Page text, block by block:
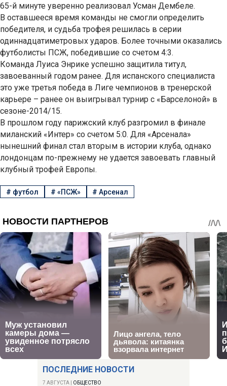
ПОСЛЕДНИЕ НОВОСТИ
7 АВГУСТА ОБЩЕСТВО
65-й минуте уверенно реализовал Усман Дембеле.
В оставшееся время команды не смогли определить
победителя, и судьба трофея решилась в серии
одиннадцатиметровых ударов. Более точными оказались
футболисты ПСЖ, победившие со счетом 4:3.
Команда Луиса Энрике успешно защитила титул,
завоеванный годом ранее. Для испанского специалиста
это уже третья победа в Лиге чемпионов в тренерской
карьере – ранее он выигрывал турнир с «Барселоной» в
сезоне-2014/15.
В прошлом году парижский клуб разгромил в финале
миланский «Интер» со счетом 5:0. Для «Арсенала»
нынешний финал стал вторым в истории клуба, однако
лондонцам по-прежнему не удается завоевать главный
клубный трофей Европы.
# футбол # «ПСЖ» #Арсенал